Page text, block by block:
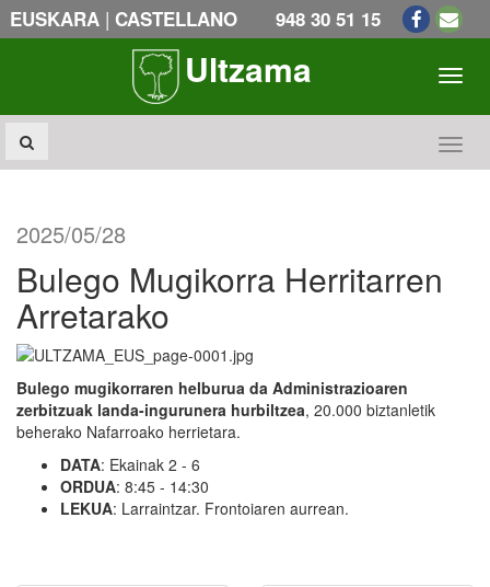
EUSKARA | CASTELLANO 948 30 51 15
Ultzama
2025/05/28
Bulego Mugikorra Herritarren
Arretarako
Bulego mugikorraren helburua da Administrazioaren
zerbitzuak landa-ingurunera hurbiltzea, 20.000 biztanletik
beherako Nafarroako herrietara.
DATA: Ekainak 2 - 6
ORDUA: 8:45 - 14:30
LEKUA: Larraintzar. Frontoiaren aurrean.